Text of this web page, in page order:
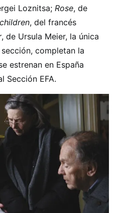
Loznitsa; Rose, de
, del francés
, de Ursula Meier, la única
completan la
estrenan en España
Sección EFA.